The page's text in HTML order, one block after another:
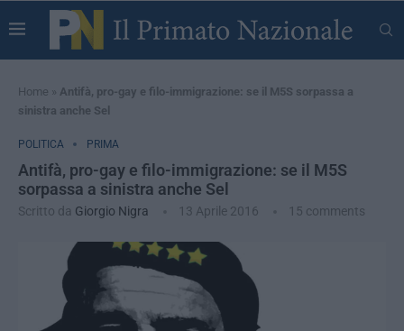
Home » Antifà, pro-gay e filo-immigrazione: se il M5S sorpassa a
sinistra anche Sel
POLITICA PRIMA
Antifà, pro-gay e filo-immigrazione: se il M5S
sorpassa a sinistra anche Sel
Scritto da Giorgio Nigra 13 Aprile 2016 15 comments